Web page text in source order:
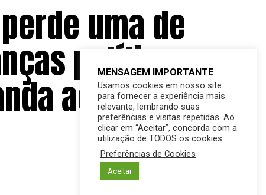
uma de
políticas:
aos 87 anos
MENSAGEM IMPORTANTE
Usamos cookies em nosso site
para fornecer a experiência mais
relevante, lembrando suas
preferências e visitas repetidas. Ao
clicar em “Aceitar”, concorda com a
utilização de TODOS os cookies.
Preferências de Cookies
Aceitar